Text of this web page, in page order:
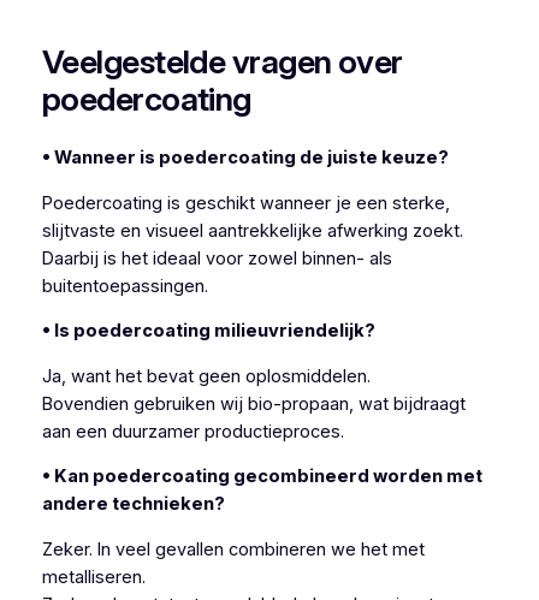
Veelgestelde vragen over
poedercoating
• Wanneer is poedercoating de juiste keuze?
Poedercoating is geschikt wanneer je een sterke,
slijtvaste en visueel aantrekkelijke afwerking zoekt.
Daarbij is het ideaal voor zowel binnen- als
buitentoepassingen.
• Is poedercoating milieuvriendelijk?
Ja, want het bevat geen oplosmiddelen.
Bovendien gebruiken wij bio-propaan, wat bijdraagt
aan een duurzamer productieproces.
• Kan poedercoating gecombineerd worden met
andere technieken?
Zeker. In veel gevallen combineren we het met
metalliseren.